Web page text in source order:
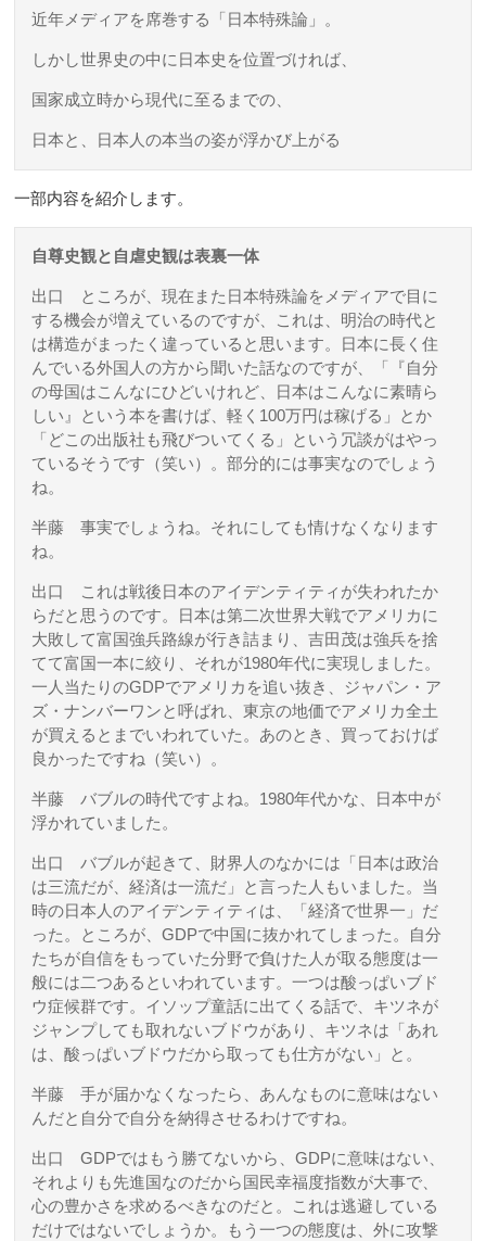
近年メディアを席巻する「日本特殊論」。
しかし世界史の中に日本史を位置づければ、
国家成立時から現代に至るまでの、
日本と、日本人の本当の姿が浮かび上がる
一部内容を紹介します。
自尊史観と自虐史観は表裏一体
出口
ところが、現在また日本特殊論をメディアで目に
する機会が増えているのですが、これは、明治の時代と
は構造がまったく違っていると思います。日本に長く住
んでいる外国人の方から聞いた話なのですが、「『自分
の母国はこんなにひどいけれど、日本はこんなに素晴ら
しい』という本を書けば、軽く100万円は稼げる」とか
「どこの出版社も飛びついてくる」という冗談がはやっ
ているそうです（笑い）。部分的には事実なのでしょう
ね。
半藤 事実でしょうね。それにしても情けなくなります
ね。
出口
これは戦後日本のアイデンティティが失われたか
らだと思うのです。日本は第二次世界大戦でアメリカに
大敗して富国強兵路線が行き詰まり、吉田茂は強兵を捨
てて富国一本に絞り、それが1980年代に実現しました。
一人当たりのGDPでアメリカを追い抜き、ジャパン・ア
ズ・ナンバーワンと呼ばれ、東京の地価でアメリカ全土
が買えるとまでいわれていた。あのとき、買っておけば
良かったですね（笑い）。
半藤 バブルの時代ですよね。1980年代かな、日本中が
浮かれていました。
出口
バブルが起きて、財界人のなかには「日本は政治
は三流だが、経済は一流だ」と言った人もいました。当
時の日本人のアイデンティティは、「経済で世界一」だ
った。ところが、GDPで中国に抜かれてしまった。自分
たちが自信をもっていた分野で負けた人が取る態度は一
般には二つあるといわれています。一つは酸っぱいブド
ウ症候群です。イソップ童話に出てくる話で、キツネが
ジャンプしても取れないブドウがあり、キツネは「あれ
は、酸っぱいブドウだから取っても仕方がない」と。
半藤 手が届かなくなったら、あんなものに意味はない
んだと自分で自分を納得させるわけですね。
出口
GDPではもう勝てないから、GDPに意味はない、
それよりも先進国なのだから国民幸福度指数が大事で、
心の豊かさを求めるべきなのだと。これは逃避している
だけではないでしょうか。もう一つの態度は、外に攻撃